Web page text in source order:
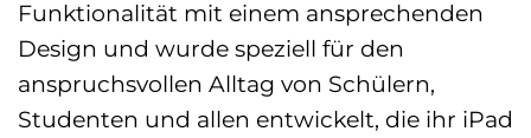
Funktionalität mit einem ansprechenden
Design und wurde speziell für den
anspruchsvollen Alltag von Schülern,
Studenten und allen entwickelt, die ihr iPad